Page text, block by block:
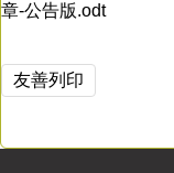
章-公告版.odt
友善列印